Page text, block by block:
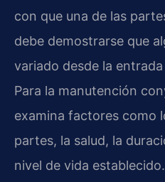
con que una de las
debe demostrarse que
variado desde la
Para la manutención
examina factores como
partes, la salud, la
nivel de vida